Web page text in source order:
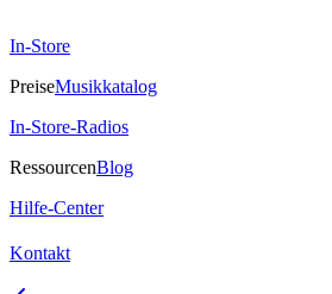
In-Store
PreiseMusikkatalog
In-Store-Radios
RessourcenBlog
Hilfe-Center
Kontakt